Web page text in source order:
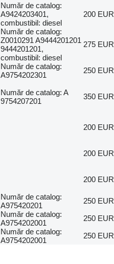
Număr de catalog:
A9424203401,
combustibil: diesel
200 EUR
Număr de catalog:
Z0010291 A9444201201
9444201201,
combustibil: diesel
275 EUR
Număr de catalog:
A9754202301
250 EUR
Număr de catalog: A
9754207201
350 EUR
200 EUR
200 EUR
200 EUR
Număr de catalog:
A975420201
250 EUR
Număr de catalog:
A9754202001
250 EUR
Număr de catalog:
A9754202001
250 EUR